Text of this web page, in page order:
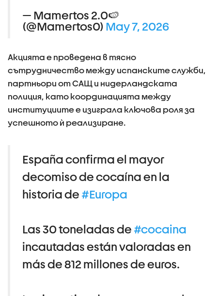
— Mamertos 2.0🍉
(@Mamertos0) May 7, 2026
Акцията е проведена в тясно
сътрудничество между испанските служби,
партньори от САЩ и нидерландската
полиция, като координацията между
институциите е изиграла ключова роля за
успешното ѝ реализиране.
España confirma el mayor
decomiso de cocaína en la
historia de#Europa
Las 30 toneladas de#cocaina
incautadas están valoradas en
más de 812 millones de euros.